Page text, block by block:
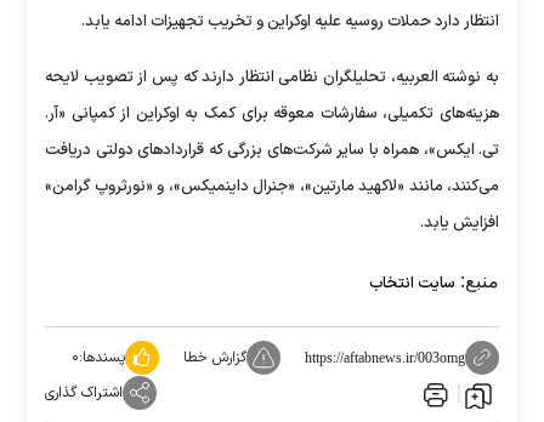
انتظار دارد حملات روسیه علیه اوکراین و تخریب تجهیزات ادامه یابد.
به نوشته العربیه، تحلیلگران نظامی انتظار دارند که پس از تصویب لایحه
هزینه‌های تکمیلی، سفارشات معوقه برای کمک به اوکراین از کمپانی «آر.
تی. ایکس»، همراه با سایر شرکت‌های بزرگی که قرارداد‌های دولتی دریافت
می‌کنند، مانند «لاکهید مارتین»، «جنرال داینمیکس»، و «نورثروپ گرامن»
افزایش یابد.
منبع: سایت انتخاب
https://aftabnews.ir/003omg گزارش خطا پسندها:۰
اشتراک گذاری